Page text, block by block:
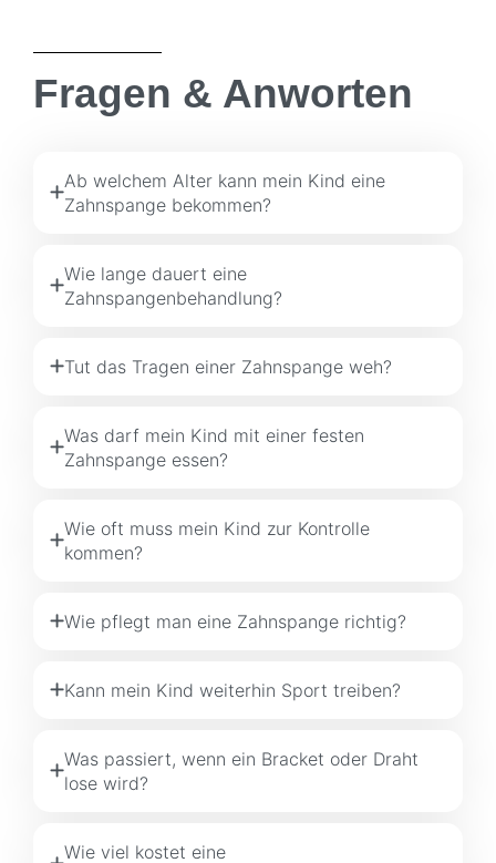
Fragen & Anworten
Ab welchem Alter kann mein Kind eine
Zahnspange bekommen?
Wie lange dauert eine
Zahnspangenbehandlung?
Tut das Tragen einer Zahnspange weh?
Was darf mein Kind mit einer festen
Zahnspange essen?
Wie oft muss mein Kind zur Kontrolle
kommen?
Wie pflegt man eine Zahnspange richtig?
Kann mein Kind weiterhin Sport treiben?
Was passiert, wenn ein Bracket oder Draht
lose wird?
Wie viel kostet eine